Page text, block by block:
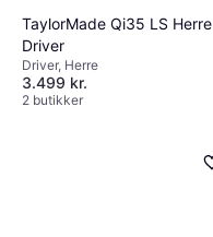
TaylorMade Qi35 LS Herre
Driver
Driver, Herre
3.499 kr.
2 butikker